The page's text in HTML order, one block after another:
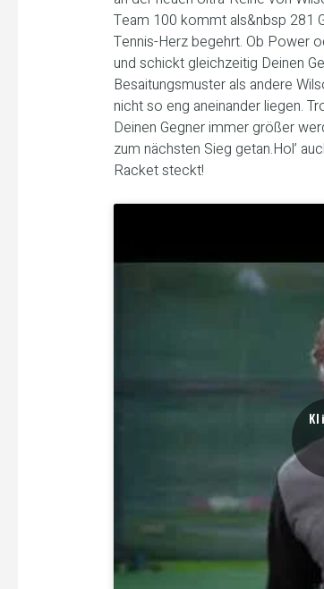
Team 100 kommt als&nbsp 281
Tennis-Herz begehrt. Ob Power
und schickt gleichzeitig Deinen
Besaitungsmuster als andere
nicht so eng aneinander liegen.
Deinen Gegner immer größer
zum nächsten Sieg getan.Hol’
Racket steckt!